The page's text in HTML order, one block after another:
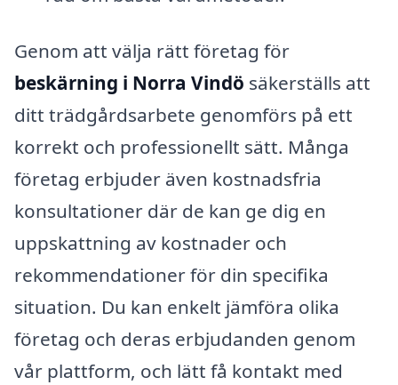
Genom att välja rätt företag för
beskärning i Norra Vindö säkerställs att
ditt trädgårdsarbete genomförs på ett
korrekt och professionellt sätt. Många
företag erbjuder även kostnadsfria
konsultationer där de kan ge dig en
uppskattning av kostnader och
rekommendationer för din specifika
situation. Du kan enkelt jämföra olika
företag och deras erbjudanden genom
vår plattform, och lätt få kontakt med